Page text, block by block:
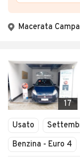
Macerata
17
Usato
Benzina - Euro 4